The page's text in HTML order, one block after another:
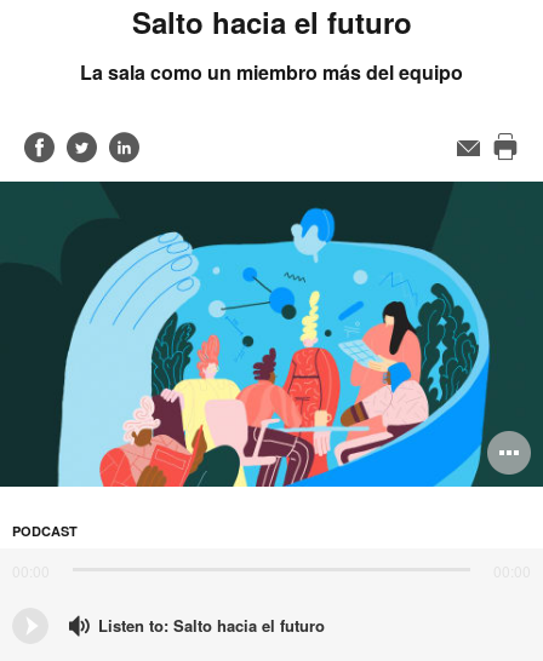
Salto hacia el futuro
La sala como un miembro más del equipo
Compartir
en
Facebook
Compartir
en
Twitter
Compartir
en
in
Email
PODCAST
Listen to: Salto hacia el futuro